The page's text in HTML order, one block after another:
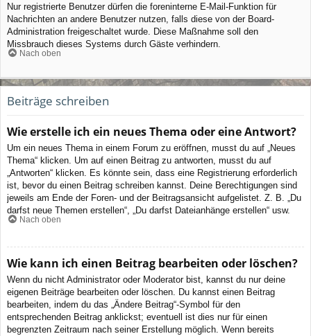
Nur registrierte Benutzer dürfen die foreninterne E-Mail-Funktion für
Nachrichten an andere Benutzer nutzen, falls diese von der Board-
Administration freigeschaltet wurde. Diese Maßnahme soll den
Missbrauch dieses Systems durch Gäste verhindern.
Nach oben
Beiträge schreiben
Wie erstelle ich ein neues Thema oder eine Antwort?
Um ein neues Thema in einem Forum zu eröffnen, musst du auf „Neues
Thema“ klicken. Um auf einen Beitrag zu antworten, musst du auf
„Antworten“ klicken. Es könnte sein, dass eine Registrierung erforderlich
ist, bevor du einen Beitrag schreiben kannst. Deine Berechtigungen sind
jeweils am Ende der Foren- und der Beitragsansicht aufgelistet. Z. B. „Du
darfst neue Themen erstellen“, „Du darfst Dateianhänge erstellen“ usw.
Nach oben
Wie kann ich einen Beitrag bearbeiten oder löschen?
Wenn du nicht Administrator oder Moderator bist, kannst du nur deine
eigenen Beiträge bearbeiten oder löschen. Du kannst einen Beitrag
bearbeiten, indem du das „Ändere Beitrag“-Symbol für den
entsprechenden Beitrag anklickst; eventuell ist dies nur für einen
begrenzten Zeitraum nach seiner Erstellung möglich. Wenn bereits